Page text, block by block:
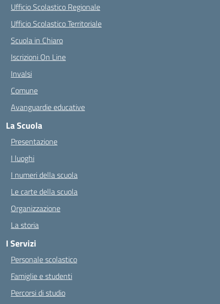
Ufficio Scolastico Regionale
Ufficio Scolastico Territoriale
Scuola in Chiaro
Iscrizioni On Line
Invalsi
Comune
Avanguardie educative
La Scuola
Presentazione
I luoghi
I numeri della scuola
Le carte della scuola
Organizzazione
La storia
I Servizi
Personale scolastico
Famiglie e studenti
Percorsi di studio